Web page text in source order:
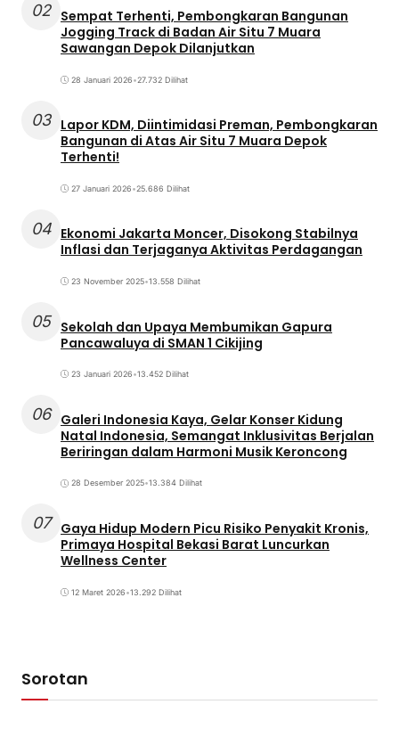
02 Sempat Terhenti, Pembongkaran Bangunan
Jogging Track di Badan Air Situ 7 Muara
Sawangan Depok Dilanjutkan
28 Januari 2026•27.732 Dilihat
03 Lapor KDM, Diintimidasi Preman, Pembongkaran
Bangunan di Atas Air Situ 7 Muara Depok
Terhenti!
27 Januari 2026•25.686 Dilihat
04 Ekonomi Jakarta Moncer, Disokong Stabilnya
Inflasi dan Terjaganya Aktivitas Perdagangan
23 November 2025•13.558 Dilihat
05 Sekolah dan Upaya Membumikan Gapura
Pancawaluya di SMAN 1 Cikijing
23 Januari 2026•13.452 Dilihat
06 Galeri Indonesia Kaya, Gelar Konser Kidung
Natal Indonesia, Semangat Inklusivitas Berjalan
Beriringan dalam Harmoni Musik Keroncong
28 Desember 2025•13.384 Dilihat
07
Gaya Hidup Modern Picu Risiko Penyakit Kronis,
Primaya Hospital Bekasi Barat Luncurkan
Wellness Center
12 Maret 2026•13.292 Dilihat
Sorotan